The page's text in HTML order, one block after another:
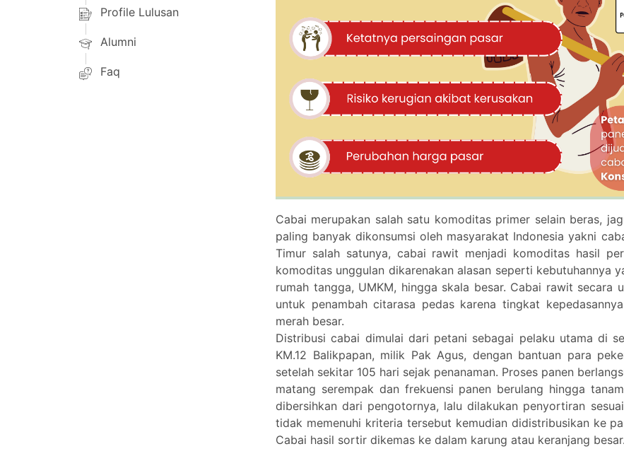
Profile Lulusan
Alumni
Faq
Cabai merupakan salah satu komoditas primer selain beras,
paling banyak dikonsumsi oleh masyarakat Indonesia yakni
Timur salah satunya, cabai rawit menjadi komoditas hasil
komoditas unggulan dikarenakan alasan seperti kebutuhannya
rumah tangga, UMKM, hingga skala besar. Cabai rawit secara
untuk penambah citarasa pedas karena tingkat
merah besar.
Distribusi cabai dimulai dari petani sebagai pelaku utama di
KM.12 Balikpapan, milik Pak Agus, dengan bantuan para
setelah sekitar 105 hari sejak penanaman. Proses panen
matang serempak dan frekuensi panen berulang hingga
dibersihkan dari pengotornya, lalu dilakukan penyortiran
tidak memenuhi kriteria tersebut kemudian didistribusikan ke
Cabai hasil sortir dikemas ke dalam karung atau keranjang besar.